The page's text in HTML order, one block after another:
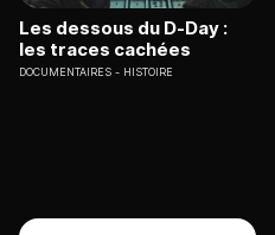
Les dessous du D-Day :
les traces cachées
DOCUMENTAIRES HISTOIRE